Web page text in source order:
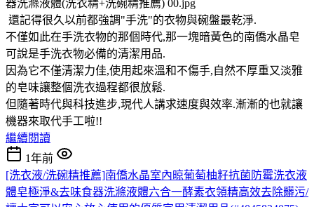
還記得很久以前都強調"手洗"的衣物與碗盤最乾淨.
不僅如此在手洗衣物的那個時代,那一塊暗黃色的南僑水晶皂
可說是手洗衣物必備的清潔用品.
因為它不僅清潔力佳,使用起來溫和不傷手,自然不厚重又淡雅
的皂味讓整個洗衣過程都很放鬆.
但隨著時代與科技進步,現代人講求速度與效率.漸漸的也就讓
機器來取代手工啦!!
繼續閱讀
1年前
[洗衣液/洗碗精推薦]南僑水晶室內晾葡萄柚籽抗菌防霉洗衣液
體皂極淨&去味食器洗滌液體六合一酵素衣領精高效去除髒污/